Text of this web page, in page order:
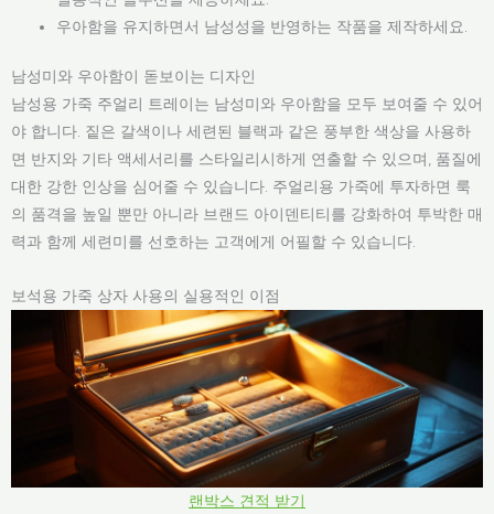
우아함을 유지하면서 남성성을 반영하는 작품을 제작하세요.
남성미와 우아함이 돋보이는 디자인
남성용 가죽 주얼리 트레이는 남성미와 우아함을 모두 보여줄 수 있어
야 합니다. 짙은 갈색이나 세련된 블랙과 같은 풍부한 색상을 사용하
면 반지와 기타 액세서리를 스타일리시하게 연출할 수 있으며, 품질에
대한 강한 인상을 심어줄 수 있습니다. 주얼리용 가죽에 투자하면 룩
의 품격을 높일 뿐만 아니라 브랜드 아이덴티티를 강화하여 투박한 매
력과 함께 세련미를 선호하는 고객에게 어필할 수 있습니다.
보석용 가죽 상자 사용의 실용적인 이점
랜박스 견적 받기